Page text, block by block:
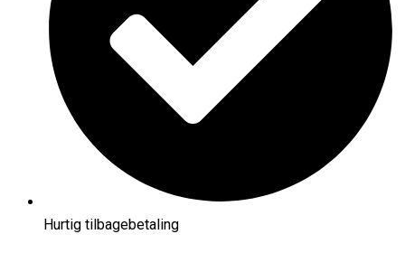
Hurtig tilbagebetaling